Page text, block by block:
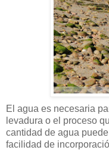
El agua es necesaria
levadura o el proceso
cantidad de agua
facilidad de